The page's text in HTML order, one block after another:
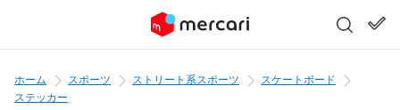
ホーム スポーツ ストリート系スポーツ
スケートボード
ステッカー